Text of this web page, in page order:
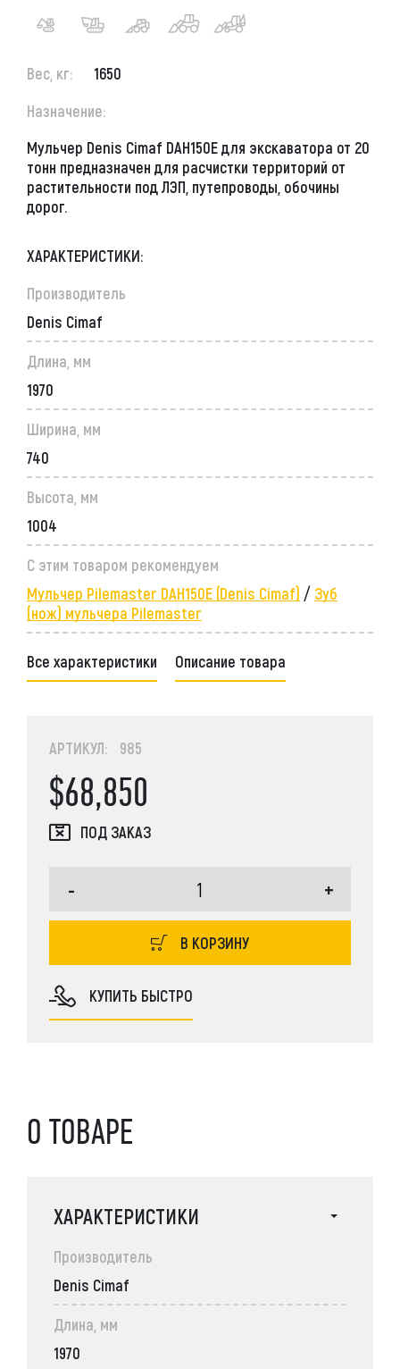
Вес, кг:
1650
Назначение:
Мульчер Denis Cimaf DAH150E для экскаватора от 20
тонн предназначен для расчистки территорий от
растительности под ЛЭП, путепроводы, обочины
дорог.
ХАРАКТЕРИСТИКИ:
Производитель
Denis Cimaf
Длина, мм
1970
Ширина, мм
740
Высота, мм
1004
С этим товаром рекомендуем
Мульчер Pilemaster DAH150E (Denis Cimaf) / Зуб
(нож) мульчера Pilemaster
Все характеристики Описание товара
АРТИКУЛ: 985
$68,850
ПОД ЗАКАЗ
- +
В КОРЗИНУ
КУПИТЬ БЫСТРО
О ТОВАРЕ
ХАРАКТЕРИСТИКИ
Производитель
Denis Cimaf
Длина, мм
1970